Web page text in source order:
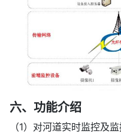
六、功能介绍
（1）对河道实时监控及